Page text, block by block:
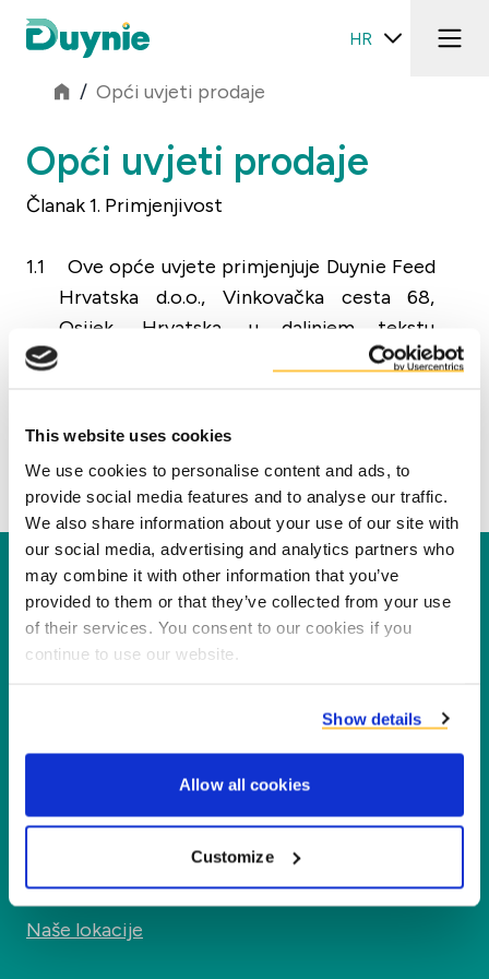
This website uses cookies
We use cookies to personalise content and ads, to
provide social media features and to analyse our traffic.
We also share information about your use of our site with
our social media, advertising and analytics partners who
may combine it with other information that you’ve
provided to them or that they’ve collected from your use
of their services. You consent to our cookies if you
continue to use our website.
Show details
Allow all cookies
Customize
HR
/ Opći uvjeti prodaje
Opći uvjeti prodaje
Članak 1. Primjenjivost
1.1 Ove opće uvjete primjenjuje Duynie Feed
Hrvatska d.o.o., Vinkovačka cesta 68,
Osijek, Hrvatska, u daljnjem tekstu
(potencijalnog) kupca, u daljnjem tekstu
naveden kao: „Kupac", a koji se odnose na
prodaju robe, usluge i/ili posao.
Primjenjivost bilo kojih drugih općih
uvjeta (kupnje) ovime se izričito odbija.
1.3Od ovih općih uvjeta može se odstupiti
samo ugovorom sklopljenim u pisanom
U slučaju sukoba između ovih općih
uvjeta i ugovora u pisanom obliku, ugovori
u pisanom obliku imaju prednost nad ovim
općim uvjetima.
2.1Sve ponude od strane Duynie-a su
Preuzmite PDF
Duynie
Duynie je lider u stvaranju nove vrijednosti za
naše partnere, kupce i okoliš preradom
Segmenti
Kontakt
Naše lokacije